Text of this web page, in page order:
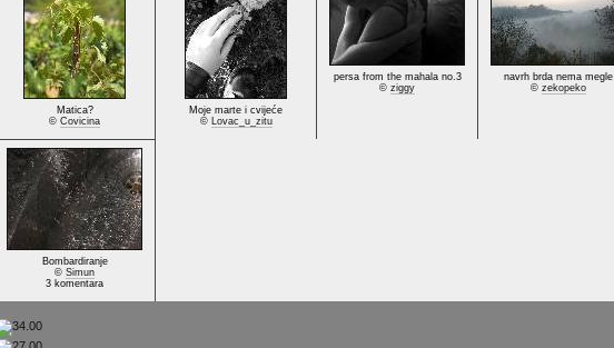
Matica?
©Covicina
Moje marte i cvijeće
© Lovac_u_zitu
persa from the mahala no.3
©ziggy
navrh brda nema megle
©zekopeko
Bombardiranje
©Simun
3 komentara